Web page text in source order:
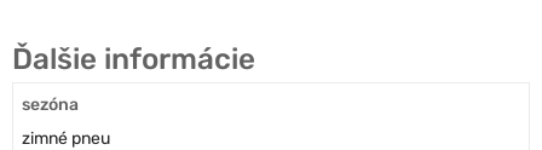
Ďalšie informácie
sezóna
zimné pneu